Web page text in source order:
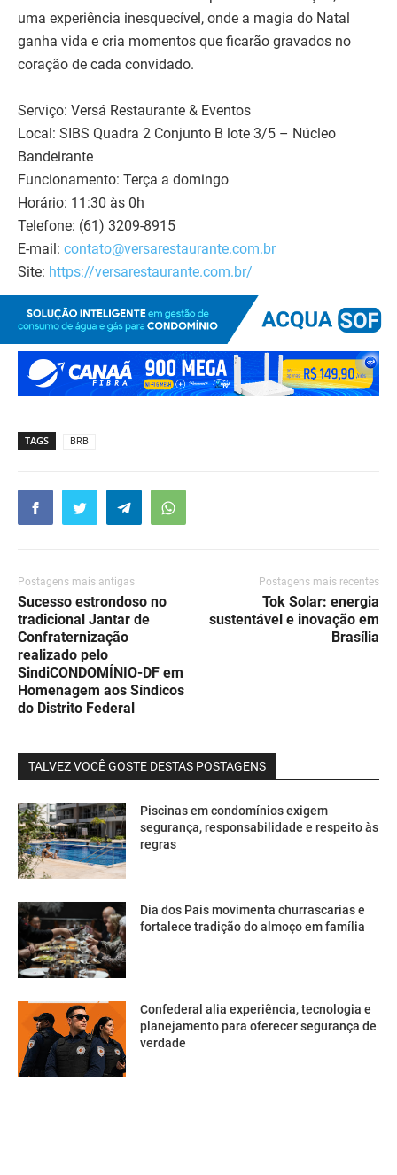
uma experiência inesquecível, onde a magia do Natal
ganha vida e cria momentos que ficarão gravados no
coração de cada convidado.
Serviço: Versá Restaurante & Eventos
Local: SIBS Quadra 2 Conjunto B lote 3/5 – Núcleo
Bandeirante
Funcionamento: Terça a domingo
Horário: 11:30 às 0h
Telefone: (61) 3209-8915
E-mail: contato@versarestaurante.com.br
Site: https://versarestaurante.com.br/
TAGS BRB
Postagens mais antigas
Sucesso estrondoso no
tradicional Jantar de
Confraternização
realizado pelo
SindiCONDOMÍNIO-DF em
Homenagem aos Síndicos
do Distrito Federal
Postagens mais recentes
Tok Solar: energia
sustentável e inovação em
Brasília
TALVEZ VOCÊ GOSTE DESTAS POSTAGENS
Piscinas em condomínios exigem
segurança, responsabilidade e respeito às
regras
Dia dos Pais movimenta churrascarias e
fortalece tradição do almoço em família
Confederal alia experiência, tecnologia e
planejamento para oferecer segurança de
verdade